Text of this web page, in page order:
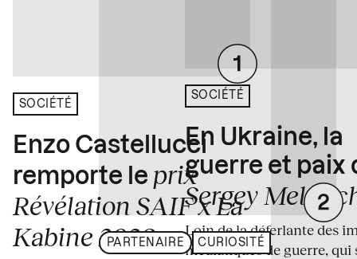
SOCIÉTÉ
Enzo Castellucci
remporte le prix
Révélation SAIF x La
Kabine 2026
PARTENAIRE CURIOSITÉ
SOCIÉTÉ
En Ukraine, la
guerre et paix
Sergey
Loin de la déferlante des
médiatiques de guerre, qui